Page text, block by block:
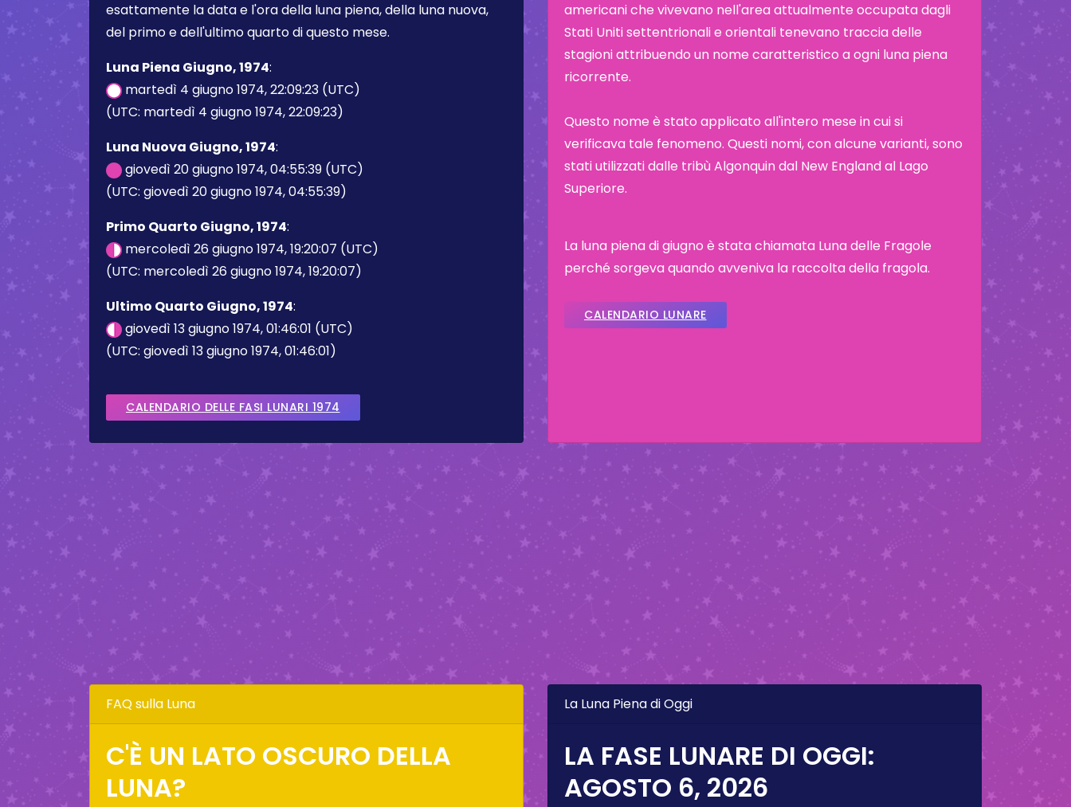
esattamente la data e l'ora della luna piena, della luna nuova,
del primo e dell'ultimo quarto di questo mese.
Luna Piena Giugno, 1974:
martedì 4 giugno 1974, 22:09:23 (UTC)
(UTC: martedì 4 giugno 1974, 22:09:23)
Luna Nuova Giugno, 1974:
giovedì 20 giugno 1974, 04:55:39 (UTC)
(UTC: giovedì 20 giugno 1974, 04:55:39)
Primo Quarto Giugno, 1974:
mercoledì 26 giugno 1974, 19:20:07 (UTC)
(UTC: mercoledì 26 giugno 1974, 19:20:07)
Ultimo Quarto Giugno, 1974:
giovedì 13 giugno 1974, 01:46:01 (UTC)
(UTC: giovedì 13 giugno 1974, 01:46:01)
CALENDARIO DELLE FASI LUNARI 1974
americani che vivevano nell'area attualmente occupata dagli
Stati Uniti settentrionali e orientali tenevano traccia delle
stagioni attribuendo un nome caratteristico a ogni luna piena
ricorrente.
Questo nome è stato applicato all'intero mese in cui si
verificava tale fenomeno. Questi nomi, con alcune varianti, sono
stati utilizzati dalle tribù Algonquin dal New England al Lago
Superiore.
La luna piena di giugno è stata chiamata Luna delle Fragole
perché sorgeva quando avveniva la raccolta della fragola.
CALENDARIO LUNARE
FAQ sulla Luna
C'È UN LATO OSCURO DELLA
LUNA?
La Luna Piena di Oggi
LA FASE LUNARE DI OGGI:
AGOSTO 6, 2026